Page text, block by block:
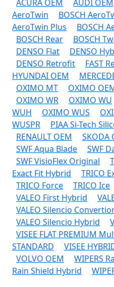
ACURA OEM AUDI OEM
AeroTwin
BOSCH
AeroTwin Plus
BOSCH
BOSCH Rear
BOSCH
DENSO Flat
DENSO
DENSO Retrofit
FAST
HYUNDAI OEM
OXIMO MT
OXIMO
OXIMO WR
OXIMO WU
WUH
OXIMO WUS
WUSPR
PIAA Si-Tech
RENAULT OEM
SKODA
SWF Aqua Blade
SWF
SWF VisioFlex Original
Exact Fit Hybrid
TRICO
TRICO Force
TRICO Ice
VALEO First Hybrid
VALEO Silencio
VALEO Silencio Hybrid
VISEE FLAT PREMIUM
STANDARD
VISEE
VOLVO OEM
WIPERS
Rain Shield Hybrid